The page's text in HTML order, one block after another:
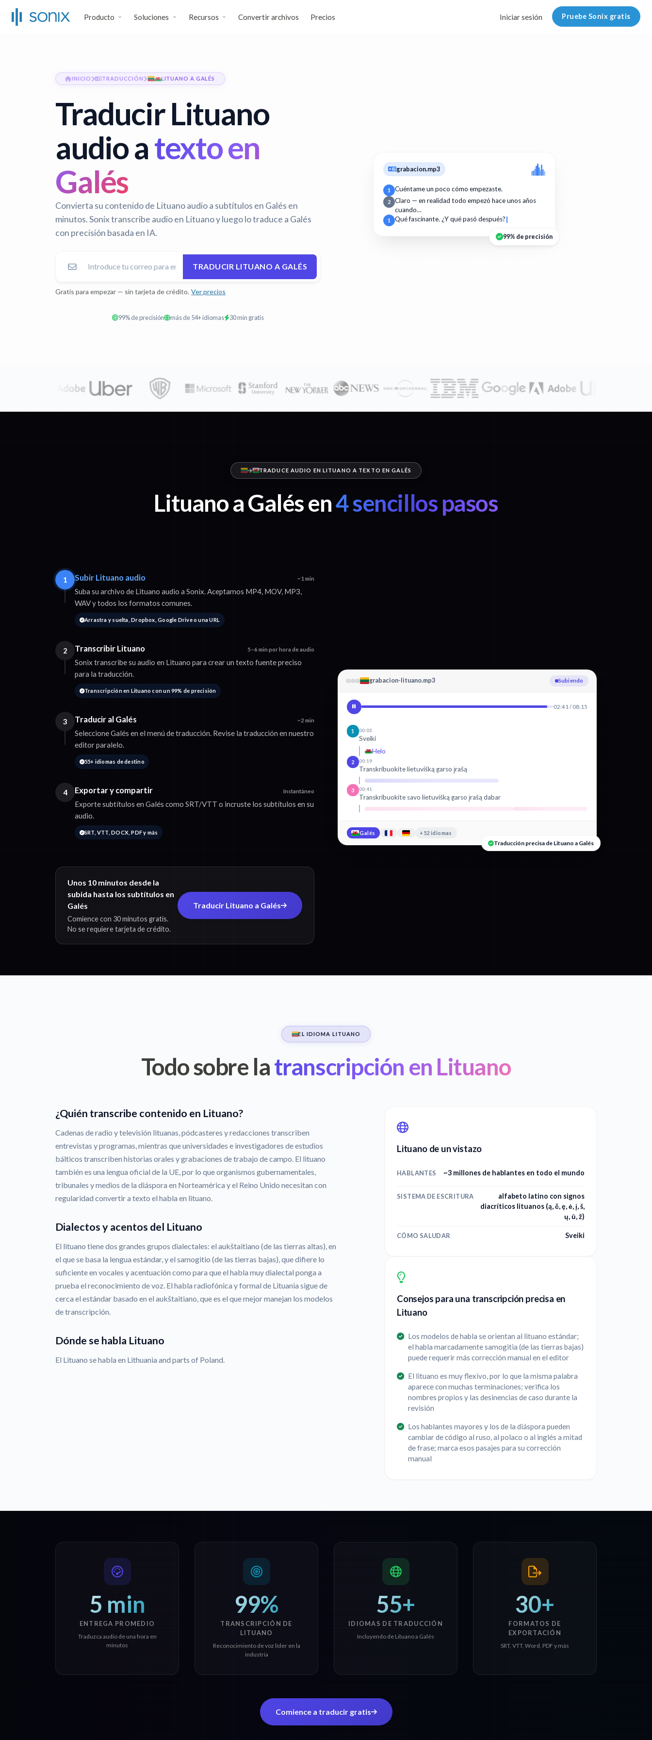
Producto Soluciones Recursos Convertir archivos Precios Iniciar sesión Pruebe Sonix gratis
INICIO TRADUCCIÓN LITUANO A GALÉS
Traducir Lituano
audio atexto en
Galés
Convierta su contenido de Lituano audio a subtítulos en Galés en
minutos. Sonix transcribe audio en Lituano y luego lo traduce a Galés
con precisión basada en IA.
TRADUCIR LITUANO A GALÉS
Gratis para empezar — sin tarjeta de crédito. Ver precios
99% de precisión más de 54+ idiomas 30 min gratis
grabacion.mp3
1 Cuéntame un poco cómo empezaste.
2
Claro — en realidad todo empezó hace unos años
cuando…
1 Qué fascinante. ¿Y qué pasó después?
99% de precisión
TRADUCE AUDIO EN LITUANO A TEXTO EN GALÉS
Lituano a Galés en4 sencillos pasos
1 Subir Lituano audio ~1 min
Suba su archivo de Lituano audio a Sonix. Aceptamos MP4, MOV, MP3,
WAV y todos los formatos comunes.
Arrastra y suelta, Dropbox, Google Drive o una URL
2 Transcribir Lituano 5–6 min por hora de audio
Sonix transcribe su audio en Lituano para crear un texto fuente preciso
para la traducción.
Transcripción en Lituano con un 99% de precisión
3 Traducir al Galés ~2 min
Seleccione Galés en el menú de traducción. Revise la traducción en nuestro
editor paralelo.
55+ idiomas de destino
4 Exportar y compartir Instantáneo
Exporte subtítulos en Galés como SRT/VTT o incruste los subtítulos en su
audio.
SRT, VTT, DOCX, PDF y más
Unos 10 minutos desde la
subida hasta los subtítulos en
Galés
Comience con 30 minutos gratis.
No se requiere tarjeta de crédito.
Traducir Lituano a Galés
grabacion-lituano.mp3 Subiendo
02:41 / 08:15
1 00:03
Sveiki
Helo
2 00:19
Transkribuokite lietuvišką garso įrašą
3 00:41
Transkribuokite savo lietuvišką garso įrašą dabar
Galés +52 idiomas
Traducción precisa de Lituano a Galés
EL IDIOMA LITUANO
Todo sobre latranscripción en Lituano
¿Quién transcribe contenido en Lituano?
Cadenas de radio y televisión lituanas, pódcasteres y redacciones transcriben
entrevistas y programas, mientras que universidades e investigadores de estudios
bálticos transcriben historias orales y grabaciones de trabajo de campo. El lituano
también es una lengua oficial de la UE, por lo que organismos gubernamentales,
tribunales y medios de la diáspora en Norteamérica y el Reino Unido necesitan con
regularidad convertir a texto el habla en lituano.
Dialectos y acentos del Lituano
El lituano tiene dos grandes grupos dialectales: el aukštaitiano (de las tierras altas), en
el que se basa la lengua estándar, y el samogitio (de las tierras bajas), que difiere lo
suficiente en vocales y acentuación como para que el habla muy dialectal ponga a
prueba el reconocimiento de voz. El habla radiofónica y formal de Lituania sigue de
cerca el estándar basado en el aukštaitiano, que es el que mejor manejan los modelos
de transcripción.
Dónde se habla Lituano
El Lituano se habla en Lithuania and parts of Poland.
Lituano de un vistazo
HABLANTES ~3 millones de hablantes en todo el mundo
SISTEMA DE ESCRITURA
alfabeto latino con signos
diacríticos lituanos (ą, č, ę, ė, į, š,
ų, ū, ž)
CÓMO SALUDAR Sveiki
Consejos para una transcripción precisa en
Lituano
Los modelos de habla se orientan al lituano estándar;
el habla marcadamente samogitia (de las tierras bajas)
puede requerir más corrección manual en el editor
El lituano es muy flexivo, por lo que la misma palabra
aparece con muchas terminaciones; verifica los
nombres propios y las desinencias de caso durante la
revisión
Los hablantes mayores y los de la diáspora pueden
cambiar de código al ruso, al polaco o al inglés a mitad
de frase; marca esos pasajes para su corrección
manual
5 min
ENTREGA PROMEDIO
Traduzca audio de una hora en
minutos
99%
TRANSCRIPCIÓN DE
LITUANO
Reconocimiento de voz líder en la
industria
55+
IDIOMAS DE TRADUCCIÓN
Incluyendo de Lituano a Galés
30+
FORMATOS DE
EXPORTACIÓN
SRT, VTT, Word, PDF y más
Comience a traducir gratis